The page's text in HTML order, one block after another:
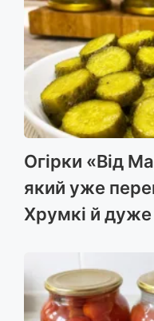
Огірки «Від
який уже
Хрумкі й дуже